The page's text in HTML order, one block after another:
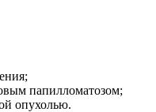
папилломатозом;
опухолью.